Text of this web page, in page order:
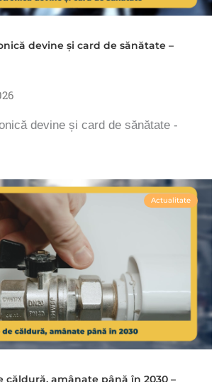
devine și card de sănătate –
devine și card de sănătate -
Actualitate
căldură, amânate până în 2030 –